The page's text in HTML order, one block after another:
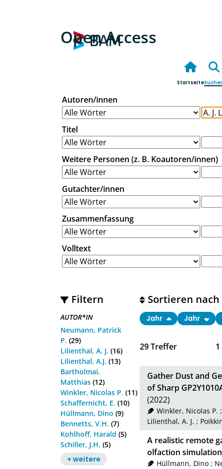
Open Access
Startseite
Autoren/innen
Titel
Weitere Personen (z. B. Koautoren/innen)
Gutachter/innen
Zusammenfassung
Volltext
Filtern
AUTOR*IN
Neumann, Patrick
P. (29)
Lilienthal, A. J. (16)
Lilienthal, A.J. (13)
Bartholmai,
Matthias (12)
Winkler, Nicolas P. (11)
Schaffernicht, E. (10)
Hüllmann, Dino (9)
Bennetts, V.H. (7)
Kohlhoff, Harald (5)
Schiller, J.H. (5)
+ weitere
29Treffer 1
Sortieren nach
Jahr Jahr
Gather Dust and
of Sharp
(2022)
Winkler, Nicolas P.
Lilienthal, A. J. ;
A realistic remote
olfaction
Hüllmann, Dino;